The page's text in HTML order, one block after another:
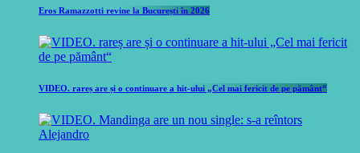
Eros Ramazzotti revine la București în 2026
VIDEO. rareș are și o continuare a hit-ului „Cel mai fericit de pe pământ“